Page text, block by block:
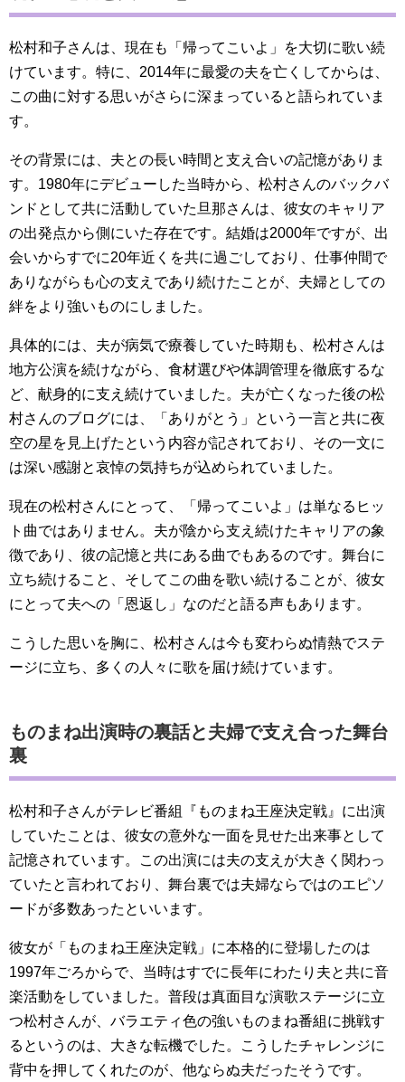
松村和子さんは、現在も「帰ってこいよ」を大切に歌い続
けています。特に、2014年に最愛の夫を亡くしてからは、
この曲に対する思いがさらに深まっていると語られていま
す。
その背景には、夫との長い時間と支え合いの記憶がありま
す。1980年にデビューした当時から、松村さんのバックバ
ンドとして共に活動していた旦那さんは、彼女のキャリア
の出発点から側にいた存在です。結婚は2000年ですが、出
会いからすでに20年近くを共に過ごしており、仕事仲間で
ありながらも心の支えであり続けたことが、夫婦としての
絆をより強いものにしました。
具体的には、夫が病気で療養していた時期も、松村さんは
地方公演を続けながら、食材選びや体調管理を徹底するな
ど、献身的に支え続けていました。夫が亡くなった後の松
村さんのブログには、「ありがとう」という一言と共に夜
空の星を見上げたという内容が記されており、その一文に
は深い感謝と哀悼の気持ちが込められていました。
現在の松村さんにとって、「帰ってこいよ」は単なるヒッ
ト曲ではありません。夫が陰から支え続けたキャリアの象
徴であり、彼の記憶と共にある曲でもあるのです。舞台に
立ち続けること、そしてこの曲を歌い続けることが、彼女
にとって夫への「恩返し」なのだと語る声もあります。
こうした思いを胸に、松村さんは今も変わらぬ情熱でステ
ージに立ち、多くの人々に歌を届け続けています。
ものまね出演時の裏話と夫婦で支え合った舞台
裏
松村和子さんがテレビ番組『ものまね王座決定戦』に出演
していたことは、彼女の意外な一面を見せた出来事として
記憶されています。この出演には夫の支えが大きく関わっ
ていたと言われており、舞台裏では夫婦ならではのエピソ
ードが多数あったといいます。
彼女が「ものまね王座決定戦」に本格的に登場したのは
1997年ごろからで、当時はすでに長年にわたり夫と共に音
楽活動をしていました。普段は真面目な演歌ステージに立
つ松村さんが、バラエティ色の強いものまね番組に挑戦す
るというのは、大きな転機でした。こうしたチャレンジに
背中を押してくれたのが、他ならぬ夫だったそうです。